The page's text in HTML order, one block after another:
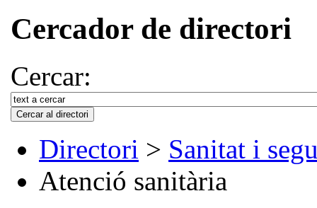
Cercador de directori
Cercar:
Directori > Sanitat i
Atenció sanitària